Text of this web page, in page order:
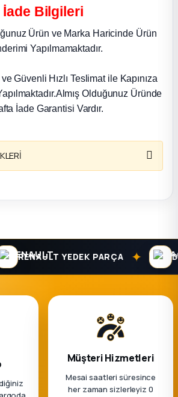
İade Bilgileri
Ürün ve Marka Haricinde Ürün
Yapılmamaktadır.
Güvenli Hızlı Teslimat ile Kapınıza
Olduğunuz Üründe
İade Garantisi Vardır.
RENAULT YEDEK PARÇA ✦
Müşteri Hizmetleri
Mesai saatleri süresince
her zaman sizlerleyiz 0